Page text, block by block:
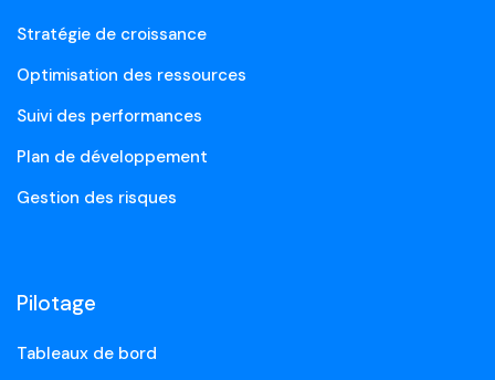
Stratégie de croissance
Optimisation des ressources
Suivi des performances
Plan de développement
Gestion des risques
Pilotage
Tableaux de bord